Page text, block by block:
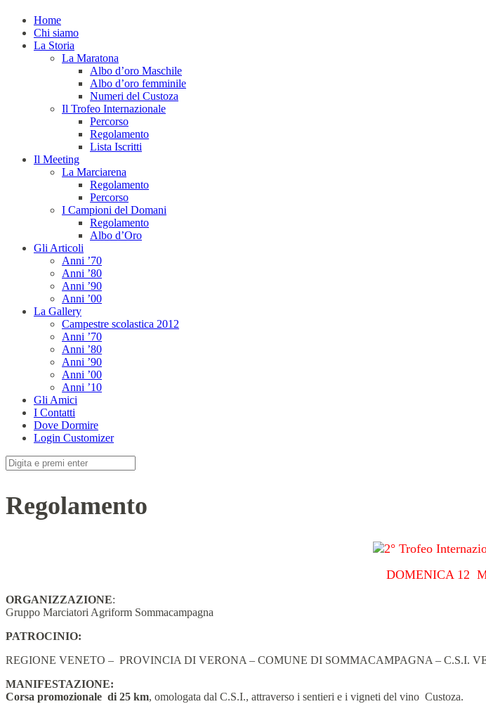
Home
Chi siamo
La Storia
La Maratona
Albo d’oro Maschile
Albo d’oro femminile
Numeri del Custoza
Il Trofeo Internazionale
Percorso
Regolamento
Lista Iscritti
Il Meeting
La Marciarena
Regolamento
Percorso
I Campioni del Domani
Regolamento
Albo d’Oro
Gli Articoli
Anni ’70
Anni ’80
Anni ’90
Anni ’00
La Gallery
Campestre scolastica 2012
Anni ’70
Anni ’80
Anni ’90
Anni ’00
Anni ’10
Gli Amici
I Contatti
Dove Dormire
Login Customizer
Cerca:
Regolamento
DOMENICA 12
ORGANIZZAZIONE:
Gruppo Marciatori Agriform Sommacampagna
PATROCINIO:
REGIONE VENETO – PROVINCIA DI VERONA – COMUNE DI SOMMACAMPAGNA – C.S.I.
MANIFESTAZIONE:
Corsa promozionale di 25 km, omologata dal C.S.I., attraverso i sentieri e i vigneti del vino Custoza.